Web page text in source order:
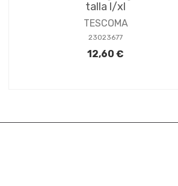
talla l/xl
TESCOMA
23023677
12,60 €